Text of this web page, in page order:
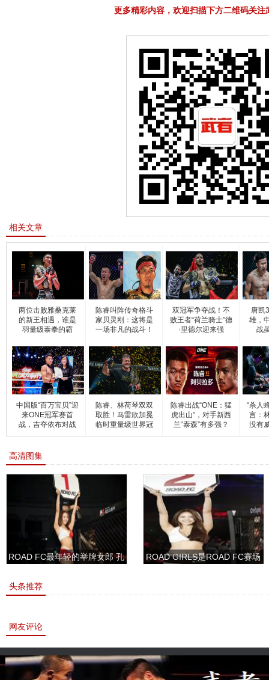
更多精彩内容，欢迎扫描下方二维码关注
相关文章
两位击败雅桑克莱
的新王相遇，谁是
羽量级泰拳的霸
陈睿叫阵传奇格斗
家贝灵刚：这将是
一场非凡的战斗！
双冠军争夺战！不
败王者“荷兰骑士”德
·里德尔迎来强
唐凯
雄，
战
中国版“百万宝贝”迎
来ONE冠军赛首
战，吉夺依布对战
陈睿、林荷琴双双
取胜！马雷欣加冕
临时重量级世界冠
军
陈睿出战“ONE：猛
虎出山”，对手新西
兰“泰森”有多强？
“杀人
言：
没有
高清图集
ROAD FC最年轻的举牌女郎 孔
ROAD GIRLS是ROAD FC赛场
头条推荐
网友评论